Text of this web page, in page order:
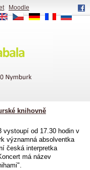
knihovně
vystoupí od 17.30 hodin v
významná absolventka
česká interpretka
má název
|
Moodle
EN
CS DE FR RU